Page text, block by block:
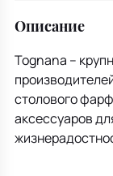
Описание
Tognana –
столового
аксессуаров